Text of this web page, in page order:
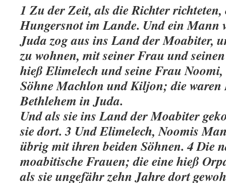
1 Zu der Zeit, als die Richter richteten,
Hungersnot im Lande. Und ein Mann
Juda zog aus ins Land der Moabiter,
zu wohnen, mit seiner Frau und
hieß Elimelech und seine Frau
Söhne Machlon und Kiljon; die
Bethlehem in Juda.
Und als sie ins Land der Moabiter
sie dort. 3 Und Elimelech, Noomis
übrig mit ihren beiden Söhnen. 4 Die
moabitische Frauen; die eine hieß
als sie ungefähr zehn Jahre dort